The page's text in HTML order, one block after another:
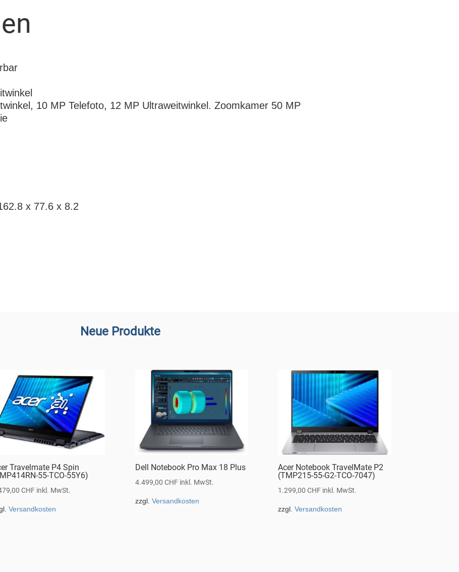
10 MP Telefoto, 12 MP Ultraweitwinkel. Zoomkamer 50 MP
x 77.6 x 8.2
Neue Produkte
Travelmate P4 Spin
55-TCO-55Y6)
CHF inkl. MwSt.
Versandkosten
Dell Notebook Pro Max 18 Plus
4.499,00 CHF inkl. MwSt.
zzgl. Versandkosten
Acer Notebook TravelMate P2
(TMP215-55-G2-TCO-7047)
1.299,00CHF inkl. MwSt.
zzgl.Versandkosten